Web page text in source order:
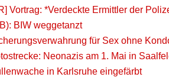
Vortrag: *Verdeckte Ermittler der
BIW weggetanzt
für Sex ohne
Neonazis am 1. Mai in
in Karlsruhe eingefärbt